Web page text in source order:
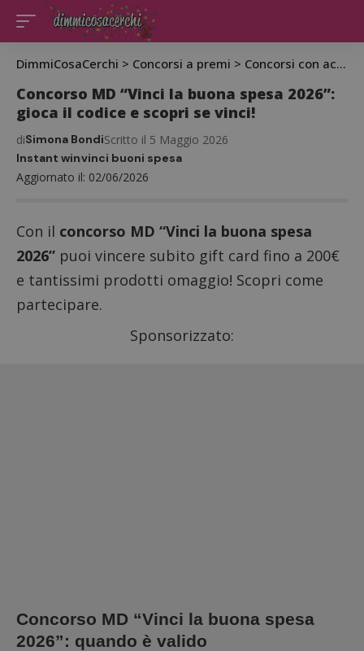
DimmiCosaCerchi > Concorsi a premi > Concorsi con acquisto
Concorso MD “Vinci la buona spesa 2026”:
gioca il codice e scopri se vinci!
Aggiornato il: 02/06/2026
diSimona BondiScritto il 5 Maggio 2026
Instant winvinci buoni spesa
Con il concorso MD “Vinci la buona spesa
2026” puoi vincere subito gift card fino a 200€
e tantissimi prodotti omaggio! Scopri come
partecipare.
Sponsorizzato:
Concorso MD “Vinci la buona spesa
2026”: quando è valido